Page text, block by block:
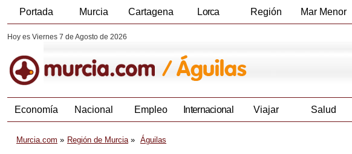
Portada Murcia Cartagena Lorca Región Mar Menor
Hoy es Viernes 7 de Agosto de 2026
Economía Nacional Empleo Internacional Viajar Salud
Murcia.com Región de Murcia Águilas